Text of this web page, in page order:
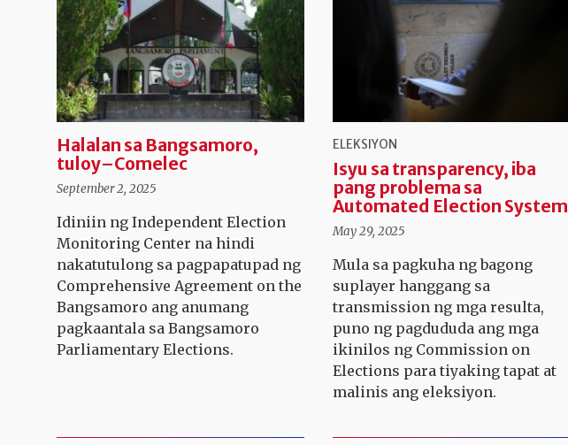
Halalan sa Bangsamoro,
tuloy–Comelec
September 2, 2025
Idiniin ng Independent Election
Monitoring Center na hindi
nakatutulong sa pagpapatupad ng
Comprehensive Agreement on the
Bangsamoro ang anumang
pagkaantala sa Bangsamoro
Parliamentary Elections.
ELEKSIYON
Isyu sa transparency, iba
pang problema sa
Automated Election System
May 29, 2025
Mula sa pagkuha ng bagong
suplayer hanggang sa
transmission ng mga resulta,
puno ng pagdududa ang mga
ikinilos ng Commission on
Elections para tiyaking tapat at
malinis ang eleksiyon.